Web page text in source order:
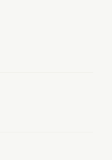
Premium